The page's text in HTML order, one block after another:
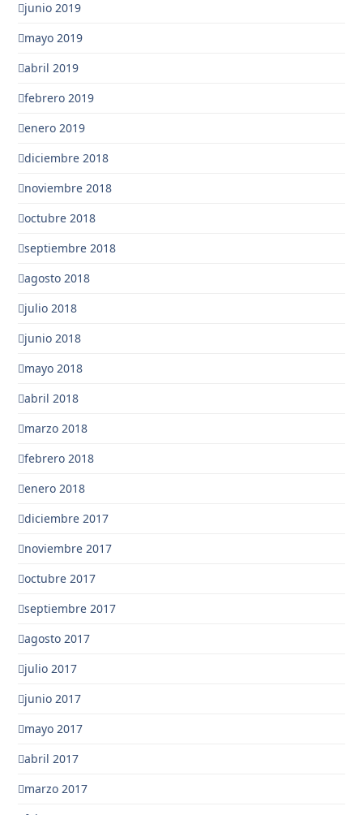
junio 2019
mayo 2019
abril 2019
febrero 2019
enero 2019
diciembre 2018
noviembre 2018
octubre 2018
septiembre 2018
agosto 2018
julio 2018
junio 2018
mayo 2018
abril 2018
marzo 2018
febrero 2018
enero 2018
diciembre 2017
noviembre 2017
octubre 2017
septiembre 2017
agosto 2017
julio 2017
junio 2017
mayo 2017
abril 2017
marzo 2017